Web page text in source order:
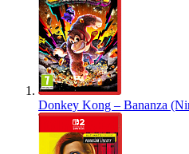
Donkey Kong – Bananza